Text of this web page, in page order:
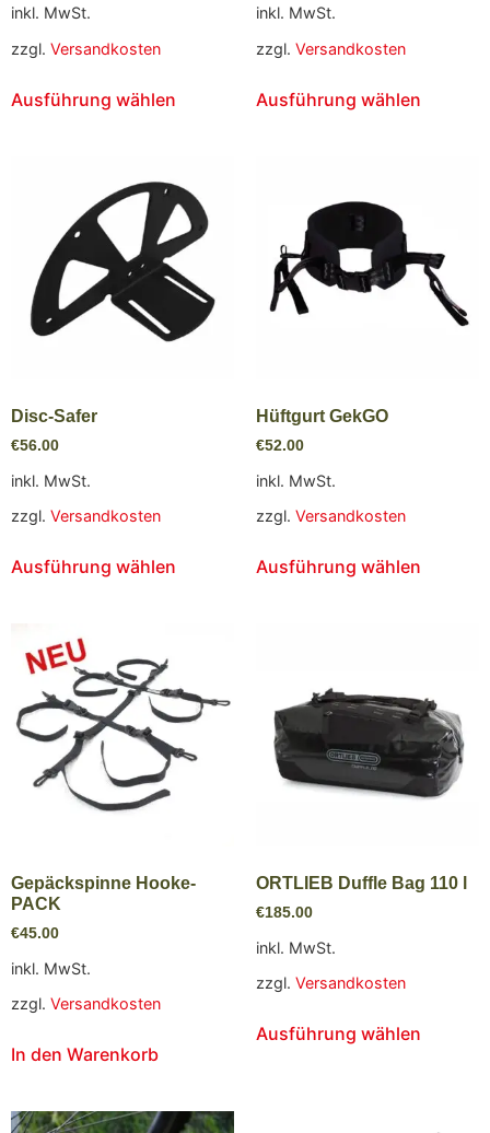
inkl. MwSt.
zzgl. Versandkosten
Ausführung wählen
inkl. MwSt.
zzgl. Versandkosten
Ausführung wählen
Disc-Safer
€56.00
inkl. MwSt.
zzgl. Versandkosten
Ausführung wählen
Hüftgurt GekGO
€52.00
inkl. MwSt.
zzgl. Versandkosten
Ausführung wählen
Gepäckspinne Hooke-
PACK
€45.00
inkl. MwSt.
zzgl. Versandkosten
In den Warenkorb
ORTLIEB Duffle Bag 110 l
€185.00
inkl. MwSt.
zzgl. Versandkosten
Ausführung wählen